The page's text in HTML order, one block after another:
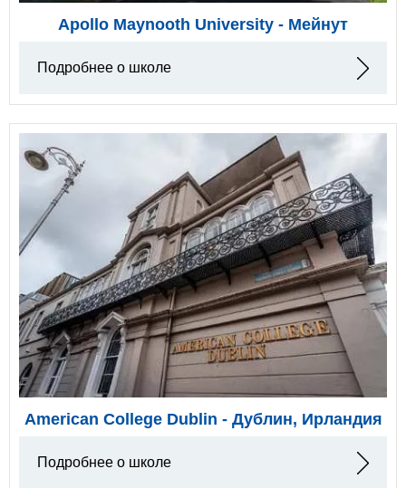
Apollo Maynooth University - Мейнут
Подробнее о школе
American College Dublin - Дублин, Ирландия
Подробнее о школе